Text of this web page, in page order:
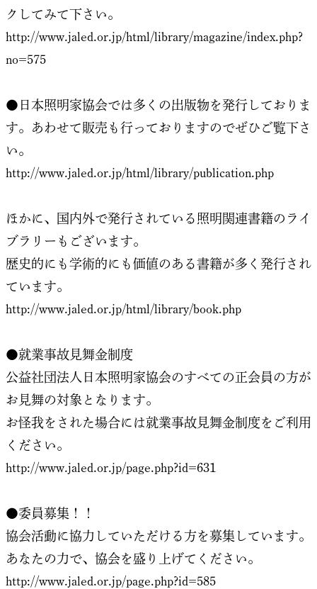
クしてみて下さい。
http://www.jaled.or.jp/html/library/magazine/index.php?
no=575
●日本照明家協会では多くの出版物を発行しておりま
す。あわせて販売も行っておりますのでぜひご覧下さ
い。
http://www.jaled.or.jp/html/library/publication.php
ほかに、国内外で発行されている照明関連書籍のライ
ブラリーもございます。
歴史的にも学術的にも価値のある書籍が多く発行され
ています。
http://www.jaled.or.jp/html/library/book.php
●就業事故見舞金制度
公益社団法人日本照明家協会のすべての正会員の方が
お見舞の対象となります。
お怪我をされた場合には就業事故見舞金制度をご利用
ください。
http://www.jaled.or.jp/page.php?id=631
●委員募集！！
協会活動に協力していただける方を募集しています。
あなたの力で、協会を盛り上げてください。
http://www.jaled.or.jp/page.php?id=585